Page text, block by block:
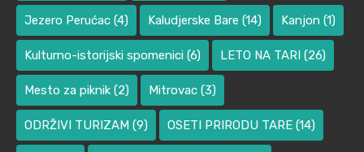
Jezero Perućac (4) Kaludjerske Bare (14) Kanjon (1)
Kulturno-istorijski spomenici (6) LETO NA TARI (26)
Mesto za piknik (2) Mitrovac (3)
ODRŽIVI TURIZAM (9) OSETI PRIRODU TARE (14)